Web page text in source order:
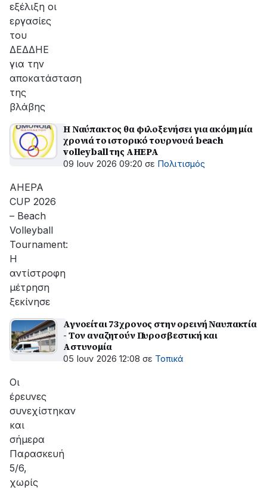
εξέλιξη οι
εργασίες
του
ΔΕΔΔΗΕ
για την
αποκατάσταση
της
βλάβης
Η Ναύπακτος θα φιλοξενήσει για ακόμη μία
χρονιά το ιστορικό τουρνουά beach
volleyball της AHEPA
09 Ιουν 2026 09:20 σε Πολιτισμός
AHEPA
CUP 2026
– Beach
Volleyball
Tournament:
Η
αντίστροφη
μέτρηση
ξεκίνησε
Αγνοείται 73χρονος στην ορεινή Ναυπακτία
- Τον αναζητούν Πυροσβεστική και
Αστυνομία
05 Ιουν 2026 12:08 σε Τοπικά
Οι
έρευνες
συνεχίστηκαν
και
σήμερα
Παρασκευή
5/6,
χωρίς